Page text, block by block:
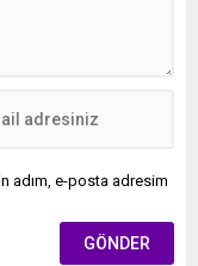
adım, e-posta adresim